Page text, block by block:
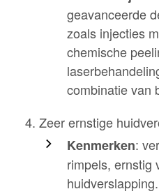
geavanceerde
zoals injecties
chemische
combinatie van
Zeer ernstige
Kenmerken:
rimpels, ernstig
huidverslapping.